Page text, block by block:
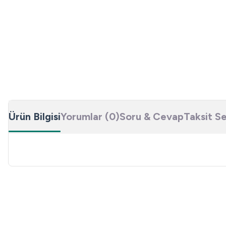
Ürün BilgisiYorumlar (0)Soru & CevapTaksit